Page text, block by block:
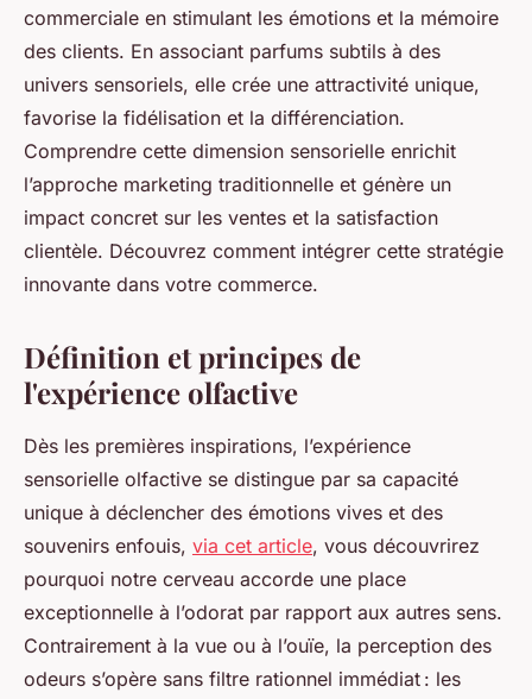
commerciale en stimulant les émotions et la mémoire
des clients. En associant parfums subtils à des
univers sensoriels, elle crée une attractivité unique,
favorise la fidélisation et la différenciation.
Comprendre cette dimension sensorielle enrichit
l’approche marketing traditionnelle et génère un
impact concret sur les ventes et la satisfaction
clientèle. Découvrez comment intégrer cette stratégie
innovante dans votre commerce.
Définition et principes de
l'expérience olfactive
Dès les premières inspirations, l’expérience
sensorielle olfactive se distingue par sa capacité
unique à déclencher des émotions vives et des
souvenirs enfouis, via cet article, vous découvrirez
pourquoi notre cerveau accorde une place
exceptionnelle à l’odorat par rapport aux autres sens.
Contrairement à la vue ou à l’ouïe, la perception des
odeurs s’opère sans filtre rationnel immédiat : les